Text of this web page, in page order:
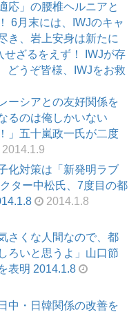
応」の腰椎ヘルニアと
6月末には、IWJのキャ
き、岩上安身は新たに
せざるをえず！ IWJが存
どうぞ皆様、IWJをお救
ーシアとの友好関係を
るのは俺しかいない
」五十嵐政一氏が二度
2014.1.9
化対策は「新発明ラブ
ター中松氏、7度目の都
2014.1.8
さくな人間なので、都
ろいと思うよ」山口節
表明 2014.1.8
中・日韓関係の改善を